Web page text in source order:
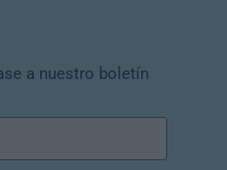
a nuestro boletín